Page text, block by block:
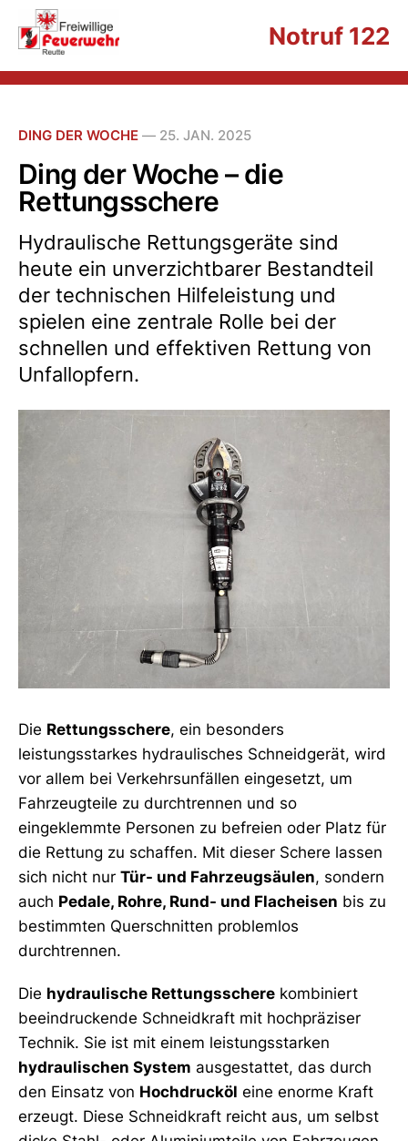
Notruf 122
DING DER WOCHE — 25. JAN. 2025
Ding der Woche – die
Rettungsschere
Hydraulische Rettungsgeräte sind
heute ein unverzichtbarer Bestandteil
der technischen Hilfeleistung und
spielen eine zentrale Rolle bei der
schnellen und effektiven Rettung von
Unfallopfern.
Die Rettungsschere, ein besonders
leistungsstarkes hydraulisches Schneidgerät, wird
vor allem bei Verkehrsunfällen eingesetzt, um
Fahrzeugteile zu durchtrennen und so
eingeklemmte Personen zu befreien oder Platz für
die Rettung zu schaffen. Mit dieser Schere lassen
sich nicht nur Tür- und Fahrzeugsäulen, sondern
auch Pedale, Rohre, Rund- und Flacheisen bis zu
bestimmten Querschnitten problemlos
durchtrennen.
Die hydraulische Rettungsschere kombiniert
beeindruckende Schneidkraft mit hochpräziser
Technik. Sie ist mit einem leistungsstarken
hydraulischen System ausgestattet, das durch
den Einsatz von Hochdrucköl eine enorme Kraft
erzeugt. Diese Schneidkraft reicht aus, um selbst